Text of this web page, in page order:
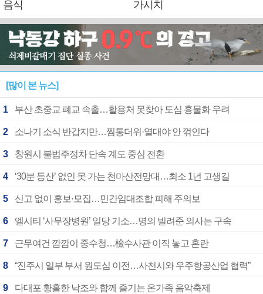
음식
가시치
[많이 본 뉴스]
1 부산 초중교 폐교 속출…활용처 못찾아 도심 흉물화 우려
2 소나기 소식 반갑지만…찜통더위·열대야 안 꺾인다
3 창원시 불법주정차 단속 계도 중심 전환
4 ‘30분 등산’ 없인 못 가는 천마산전망대…최소 1년 고생길
5 신고 없이 홍보·모집…민간임대조합 피해 주의보
6 엘시티 ‘사무장병원’ 일당 기소…명의 빌려준 의사는 구속
7 근무여건 깜깜이 중수청…檢수사관 이직 놓고 혼란
8 “진주시 일부 부서 원도심 이전…사천시와 우주항공산업 협력”
9 다대포 황홀한 낙조와 함께 즐기는 온가족 음악축제